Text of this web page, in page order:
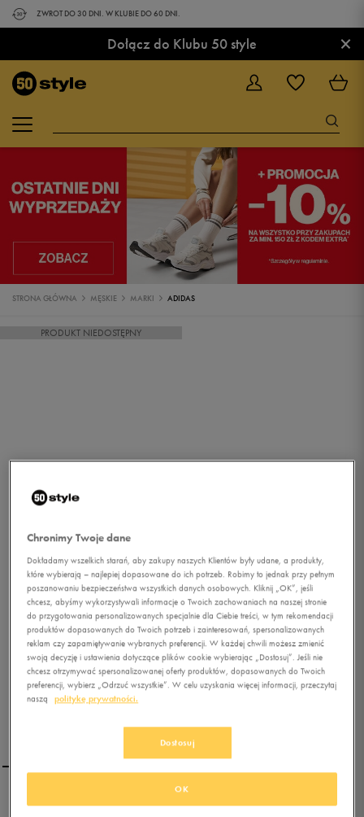
ZWROT DO 30 DNI. W KLUBIE DO 60 DNI.
Dołącz do Klubu 50 style ×
STRONA GŁÓWNA MĘSKIE MARKI ADIDAS
PRODUKT NIEDOSTĘPNY
ADIDAS NEO CITY RACER
Chronimy Twoje dane
Dokładamy wszelkich starań, aby zakupy naszych Klientów były udane, a produkty,
które wybierają – najlepiej dopasowane do ich potrzeb. Robimy to jednak przy pełnym
poszanowaniu bezpieczeństwa wszystkich danych osobowych. Kliknij „OK”, jeśli
chcesz, abyśmy wykorzystywali informacje o Twoich zachowaniach na naszej stronie
do przygotowania personalizowanych specjalnie dla Ciebie treści, w tym rekomendacji
produktów dopasowanych do Twoich potrzeb i zainteresowań, spersonalizowanych
reklam czy zapamiętywanie wybranych preferencji. W każdej chwili możesz zmienić
swoją decyzję i ustawienia dotyczące plików cookie wybierając „Dostosuj”. Jeśli nie
chcesz otrzymywać spersonalizowanej oferty produktów, dopasowanych do Twoich
preferencji, wybierz „Odrzuć wszystkie”. W celu uzyskania więcej informacji, przeczytaj
naszą
politykę prywatności.
Dostosuj
OK